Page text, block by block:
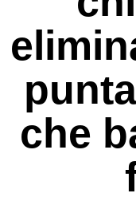
che